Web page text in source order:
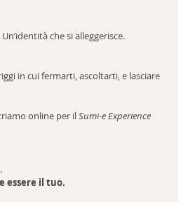
che si alleggerisce.
in cui fermarti, ascoltarti, e lasciare
online per il Sumi-e Experience
essere il tuo.